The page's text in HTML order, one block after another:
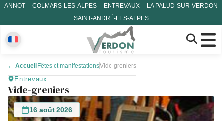
ANNOT COLMARS-LES-ALPES ENTREVAUX
LA PALUD-SUR-VERDON
SAINT-ANDRÉ-LES-ALPES
← Accueil Fêtes et manifestationsVide-greniers
Entrevaux
Vide-greniers
16 août 2026